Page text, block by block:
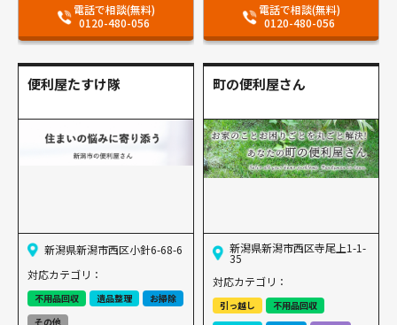
電話で相談(無料)
0120-480-056
電話で相談(無料)
0120-480-056
便利屋たすけ隊
新潟県新潟市西区小針6-68-6
対応カテゴリ：
不用品回収 遺品整理
お掃除
その他
町の便利屋さん
新潟県新潟市西区寺尾上1-1-
35
対応カテゴリ：
引っ越し
不用品回収